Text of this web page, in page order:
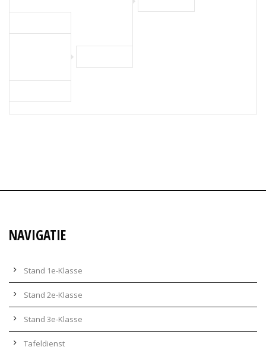
NAVIGATIE
Stand 1e-Klasse
Stand 2e-Klasse
Stand 3e-Klasse
Tafeldienst